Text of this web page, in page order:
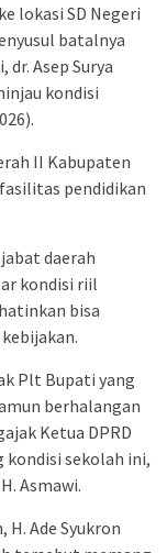
lokasi SD Negeri
batalnya
Asep Surya
kondisi
II Kabupaten
pendidikan
daerah
kondisi riil
bisa
Plt Bupati yang
berhalangan
Ketua DPRD
kondisi sekolah ini,
Asmawi.
Ade Syukron